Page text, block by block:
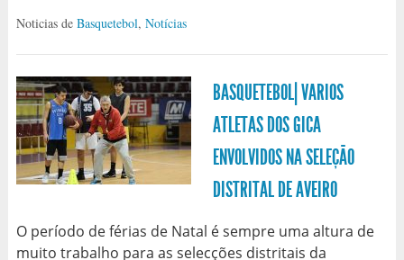
Noticias de Basquetebol, Notícias
BASQUETEBOL| VARIOS
ATLETAS DOS GICA
ENVOLVIDOS NA SELEÇÃO
DISTRITAL DE AVEIRO
O período de férias de Natal é sempre uma altura de
muito trabalho para as selecções distritais da